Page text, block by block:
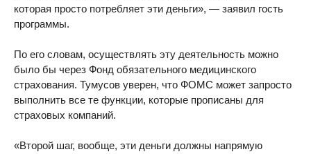
которая просто потребляет эти деньги», — заявил гость
программы.
По его словам, осуществлять эту деятельность можно
было бы через Фонд обязательного медицинского
страхования. Тумусов уверен, что ФОМС может запросто
выполнить все те функции, которые прописаны для
страховых компаний.
«Второй шаг, вообще, эти деньги должны напрямую